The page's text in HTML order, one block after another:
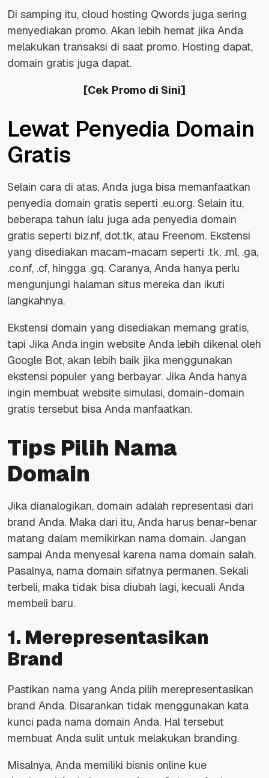
Di samping itu, cloud hosting Qwords juga sering
menyediakan promo. Akan lebih hemat jika Anda
melakukan transaksi di saat promo. Hosting dapat,
domain gratis juga dapat.
[Cek Promo di Sini]
Lewat Penyedia Domain
Gratis
Selain cara di atas, Anda juga bisa memanfaatkan
penyedia domain gratis seperti .eu.org. Selain itu,
beberapa tahun lalu juga ada penyedia domain
gratis seperti biz.nf, dot.tk, atau Freenom. Ekstensi
yang disediakan macam-macam seperti .tk, .ml, .ga,
.co.nf, .cf, hingga .gq. Caranya, Anda hanya perlu
mengunjungi halaman situs mereka dan ikuti
langkahnya.
Ekstensi domain yang disediakan memang gratis,
tapi Jika Anda ingin website Anda lebih dikenal oleh
Google Bot, akan lebih baik jika menggunakan
ekstensi populer yang berbayar. Jika Anda hanya
ingin membuat website simulasi, domain-domain
gratis tersebut bisa Anda manfaatkan.
Tips Pilih Nama
Domain
Jika dianalogikan, domain adalah representasi dari
brand Anda. Maka dari itu, Anda harus benar-benar
matang dalam memikirkan nama domain. Jangan
sampai Anda menyesal karena nama domain salah.
Pasalnya, nama domain sifatnya permanen. Sekali
terbeli, maka tidak bisa diubah lagi, kecuali Anda
membeli baru.
1. Merepresentasikan
Brand
Pastikan nama yang Anda pilih merepresentasikan
brand Anda. Disarankan tidak menggunakan kata
kunci pada nama domain Anda. Hal tersebut
membuat Anda sulit untuk melakukan branding.
Misalnya, Anda memiliki bisnis online kue